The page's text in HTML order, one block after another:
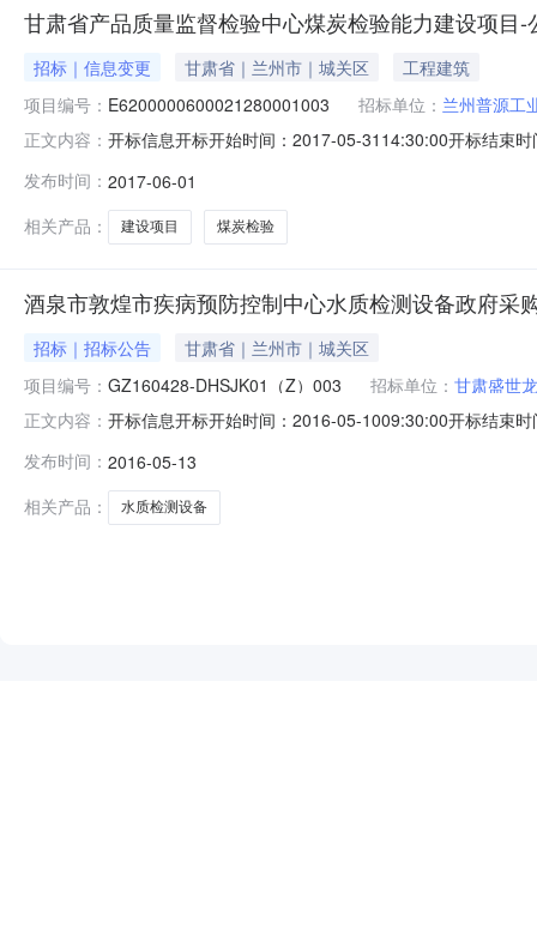
甘肃省产品质量监督检验中心煤炭检验能力建设项目
招标｜信息变更 甘肃省｜兰州市｜城关区
工程建筑
项目编号： E6200000600021280001003 招标单位： 兰州普源工
正文内容： 开标信息开标开始时间：2017-05-3114:30:00开标结束
E62000006000212800010010.00002长沙天腾电子有
发布时间： 2017-06-01
相关产品：
建设项目 煤炭检验
酒泉市敦煌市疾病预防控制中心水质检测设备政府采
招标｜招标公告
甘肃省｜兰州市｜城关区
项目编号： GZ160428-DHSJK01（Z）003 招标单位： 甘肃盛世
正文内容： 开标信息开标开始时间：2016-05-1009:30:00开标结束
GZ160428－DHSJK01（Z）0010.00002北京兰伯瑞生
发布时间： 2016-05-13
相关产品：
水质检测设备